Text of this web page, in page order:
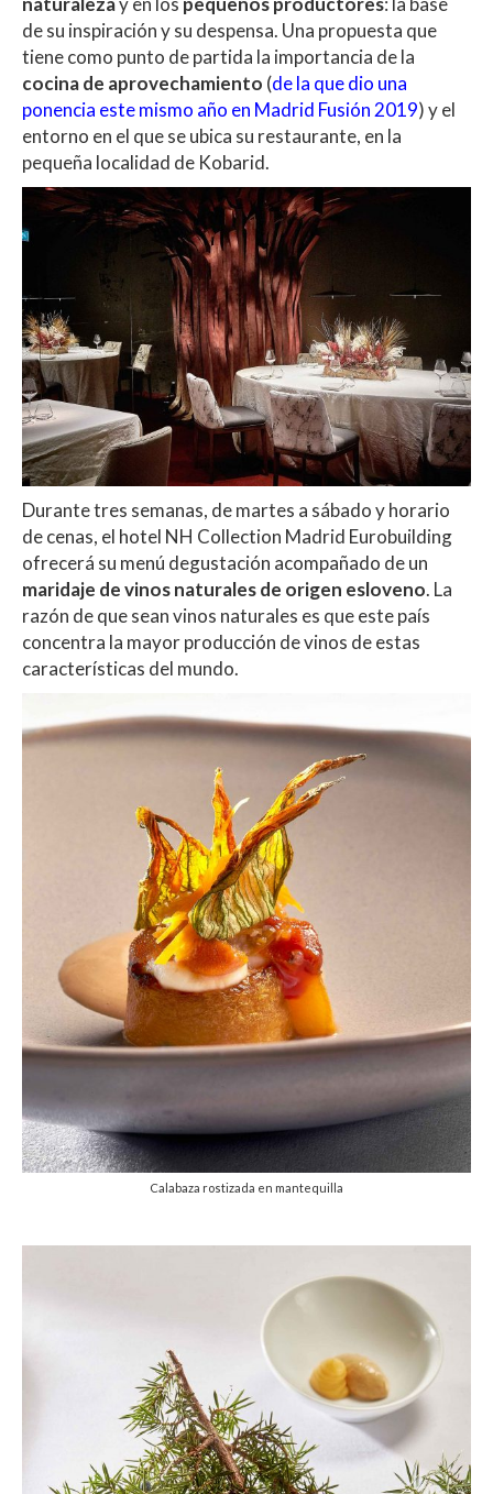
A
p
p
o
o
k
ar
ti
r
de su inspiración y su despensa. Una propuesta que
tiene como punto de partida la importancia de la
cocina de aprovechamiento (de la que dio una
ponencia este mismo año en Madrid Fusión 2019) y el
entorno en el que se ubica su restaurante, en la
pequeña localidad de Kobarid.
Durante tres semanas, de martes a sábado y horario
de cenas, el hotel NH Collection Madrid Eurobuilding
ofrecerá su menú degustación acompañado de un
maridaje de vinos naturales de origen esloveno. La
razón de que sean vinos naturales es que este país
concentra la mayor producción de vinos de estas
características del mundo.
Calabaza rostizada en mantequilla